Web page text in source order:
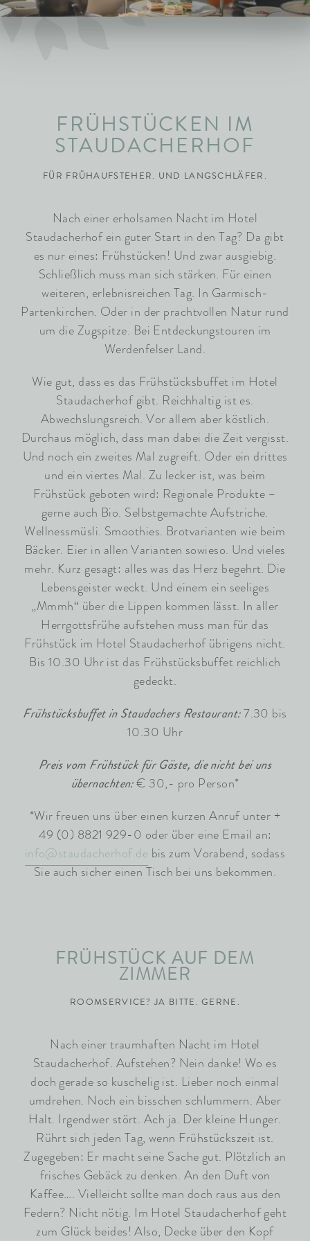
ARRANGEMENTS
FRÜHSTÜCKEN IM
STAUDACHERHOF
FÜR FRÜHAUFSTEHER. UND LANGSCHLÄFER.
Nach einer erholsamen Nacht im Hotel
Staudacherhof ein guter Start in den Tag? Da gibt
es nur eines: Frühstücken! Und zwar ausgiebig.
Schließlich muss man sich stärken. Für einen
weiteren, erlebnisreichen Tag. In Garmisch-
Partenkirchen. Oder in der prachtvollen Natur rund
um die Zugspitze. Bei Entdeckungstouren im
Werdenfelser Land.
Wie gut, dass es das Frühstücksbuffet im Hotel
Staudacherhof gibt. Reichhaltig ist es.
Abwechslungsreich. Vor allem aber köstlich.
Durchaus möglich, dass man dabei die Zeit vergisst.
Und noch ein zweites Mal zugreift. Oder ein drittes
und ein viertes Mal. Zu lecker ist, was beim
Frühstück geboten wird: Regionale Produkte –
gerne auch Bio. Selbstgemachte Aufstriche.
Wellnessmüsli. Smoothies. Brotvarianten wie beim
Bäcker. Eier in allen Varianten sowieso. Und vieles
mehr. Kurz gesagt: alles was das Herz begehrt. Die
Lebensgeister weckt. Und einem ein seeliges
„Mmmh“ über die Lippen kommen lässt. In aller
Herrgottsfrühe aufstehen muss man für das
Frühstück im Hotel Staudacherhof übrigens nicht.
Bis 10.30 Uhr ist das Frühstücksbuffet reichlich
gedeckt.
Frühstücksbuffet in Staudachers Restaurant:7.30 bis
10.30 Uhr
Preis vom Frühstück für Gäste, die nicht bei uns
übernachten:€ 30,- pro Person*
*Wir freuen uns über einen kurzen Anruf unter +
49 (0) 8821 929-0 oder über eine Email an:
info@staudacherhof.de bis zum Vorabend, sodass
Sie auch sicher einen Tisch bei uns bekommen.
FRÜHSTÜCK AUF DEM
ZIMMER
ROOMSERVICE? JA BITTE. GERNE.
Nach einer traumhaften Nacht im Hotel
Staudacherhof. Aufstehen? Nein danke! Wo es
doch gerade so kuschelig ist. Lieber noch einmal
umdrehen. Noch ein bisschen schlummern. Aber
Halt. Irgendwer stört. Ach ja. Der kleine Hunger.
Rührt sich jeden Tag, wenn Frühstückszeit ist.
Zugegeben: Er macht seine Sache gut. Plötzlich an
frisches Gebäck zu denken. An den Duft von
Kaffee…. Vielleicht sollte man doch raus aus den
Federn? Nicht nötig. Im Hotel Staudacherhof geht
zum Glück beides! Also, Decke über den Kopf